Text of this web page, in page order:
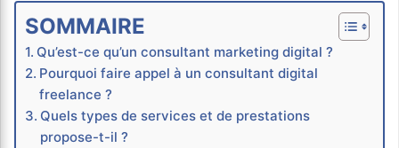
SOMMAIRE
Qu’est-ce qu’un consultant marketing digital ?
Pourquoi faire appel à un consultant digital
freelance ?
Quels types de services et de prestations
propose-t-il ?